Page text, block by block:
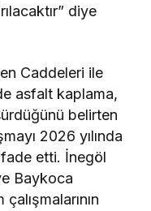
diye
Caddeleri ile
asfalt kaplama,
belirten
2026 yılında
etti. İnegöl
Baykoca